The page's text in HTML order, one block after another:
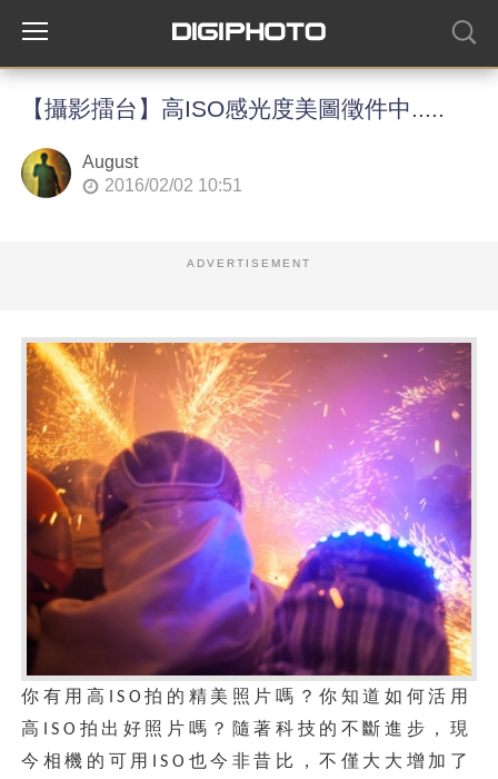
【攝影擂台】高ISO感光度美圖徵件中.....
August
2016/02/02 10:51
ADVERTISEMENT
你有用高 ISO拍的精美照片嗎？你知道如何活用
高 ISO 拍出好照片嗎？隨著科技的不斷進步，現
今相機的可用 ISO 也今非昔比，不僅大大增加了